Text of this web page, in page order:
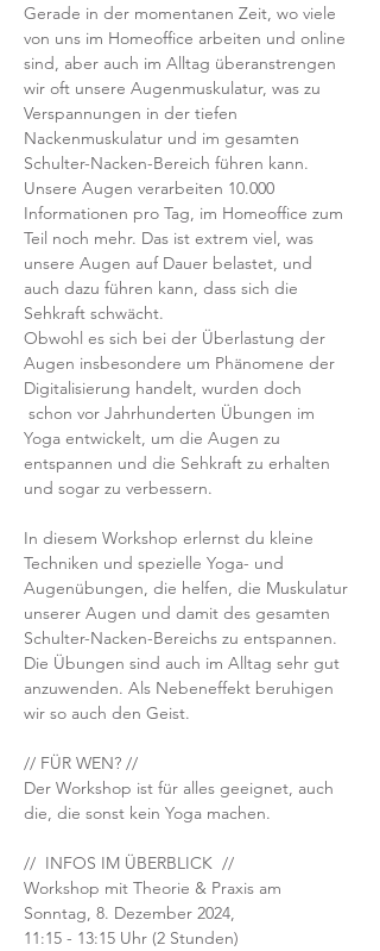
Gerade in der momentanen Zeit, wo viele
von uns im Homeoffice arbeiten und online
sind, aber auch im Alltag überanstrengen
wir oft unsere Augenmuskulatur, was zu
Verspannungen in der tiefen
Nackenmuskulatur und im gesamten
Schulter-Nacken-Bereich führen kann.
Unsere Augen verarbeiten 10.000
Informationen pro Tag, im Homeoffice zum
Teil noch mehr. Das ist extrem viel, was
unsere Augen auf Dauer belastet, und
auch dazu führen kann, dass sich die
Sehkraft schwächt.
Obwohl es sich bei der Überlastung der
Augen insbesondere um Phänomene der
Digitalisierung handelt, wurden doch
schon vor Jahrhunderten Übungen im
Yoga entwickelt, um die Augen zu
entspannen und die Sehkraft zu erhalten
und sogar zu verbessern.
In diesem Workshop erlernst du kleine
Techniken und spezielle Yoga- und
Augenübungen, die helfen, die Muskulatur
unserer Augen und damit des gesamten
Schulter-Nacken-Bereichs zu entspannen.
Die Übungen sind auch im Alltag sehr gut
anzuwenden. Als Nebeneffekt beruhigen
wir so auch den Geist.
// FÜR WEN? //
Der Workshop ist für alles geeignet, auch
die, die sonst kein Yoga machen.
//  INFOS IM ÜBERBLICK  //
Workshop mit Theorie & Praxis am
Sonntag, 8. Dezember 2024,
11:15 - 13:15 Uhr (2 Stunden)